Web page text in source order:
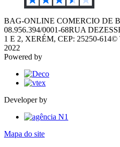
BAG-ONLINE COMERCIO DE
08.956.394/0001-68RUA
1 E 2, XERÉM, CEP: 25250-614©
2022
Powered by
Developer by
Mapa do site